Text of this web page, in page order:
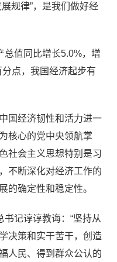
规律”，是我们做好经
总值同比增长5.0%，增
点，我国经济起步有
国经济韧性和活力进一
核心的党中央领航掌
社会主义思想特别是习
不断深化对经济工作的
的确定性和稳定性。
书记谆谆教诲：“坚持从
决策和实干苦干，创造
人民、得到群众公认的